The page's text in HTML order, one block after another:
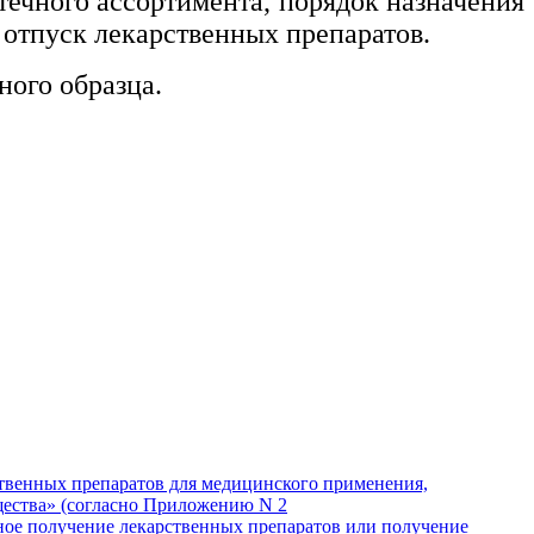
лекарственных препаратов.
образца.
препаратов для медицинского применения,
(согласно Приложению N 2
получение лекарственных препаратов или получение